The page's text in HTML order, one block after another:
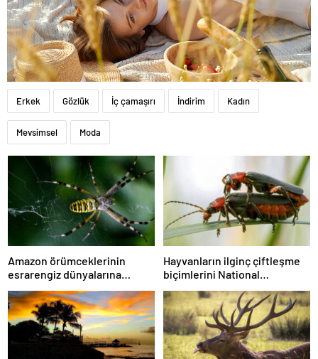
Erkek Gözlük İç çamaşırı İndirim Kadın
Mevsimsel Moda
Amazon örümceklerinin
esrarengiz dünyalarına
gitmeye hazır olun.
Hayvanların ilginç çiftleşme
biçimlerini National
Geographic görüntüledi.